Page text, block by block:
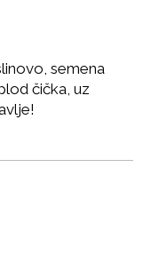
semena
čička, uz